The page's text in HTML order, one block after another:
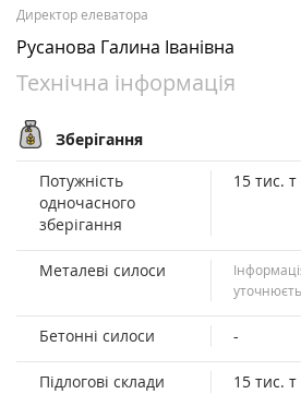
Директор елеватора
Русанова Галина Іванівна
Технічна інформація
Зберігання
Потужність
одночасного
зберігання
15 тис. т
Металеві силоси
Бетонні силоси -
Підлогові склади 15 тис. т